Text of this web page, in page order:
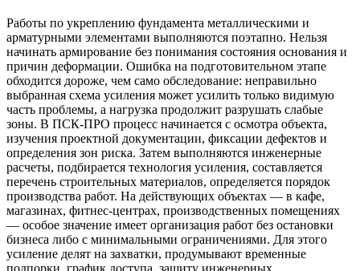
Работы по укреплению фундамента металлическими и
арматурными элементами выполняются поэтапно. Нельзя
начинать армирование без понимания состояния основания и
причин деформации. Ошибка на подготовительном этапе
обходится дороже, чем само обследование: неправильно
выбранная схема усиления может усилить только видимую
часть проблемы, а нагрузка продолжит разрушать слабые
зоны. В ПСК-ПРО процесс начинается с осмотра объекта,
изучения проектной документации, фиксации дефектов и
определения зон риска. Затем выполняются инженерные
расчеты, подбирается технология усиления, составляется
перечень строительных материалов, определяется порядок
производства работ. На действующих объектах — в кафе,
магазинах, фитнес-центрах, производственных помещениях
— особое значение имеет организация работ без остановки
бизнеса либо с минимальными ограничениями. Для этого
усиление делят на захватки, продумывают временные
подпорки, график доступа, защиту инженерных